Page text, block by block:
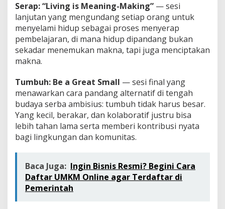
Serap: “Living is Meaning-Making” — sesi
lanjutan yang mengundang setiap orang untuk
menyelami hidup sebagai proses menyerap
pembelajaran, di mana hidup dipandang bukan
sekadar menemukan makna, tapi juga menciptakan
makna.
Tumbuh: Be a Great Small — sesi final yang
menawarkan cara pandang alternatif di tengah
budaya serba ambisius: tumbuh tidak harus besar.
Yang kecil, berakar, dan kolaboratif justru bisa
lebih tahan lama serta memberi kontribusi nyata
bagi lingkungan dan komunitas.
Baca Juga: Ingin Bisnis Resmi? Begini Cara
Daftar UMKM Online agar Terdaftar di
Pemerintah